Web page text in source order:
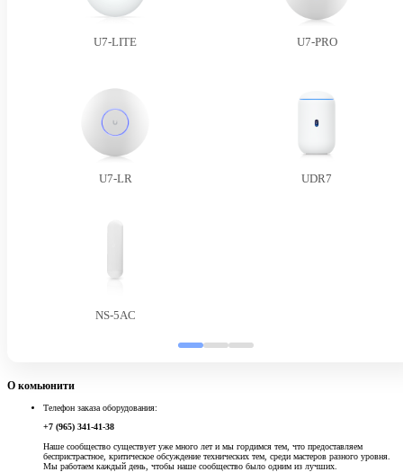
U7-LITE U7-PRO
U7-LR UDR7
NS-5AC
О комьюнити
Телефон заказа оборудования:
+7 (965) 341-41-38
Наше сообщество существует уже много лет и мы гордимся тем, что предоставляем
беспристрастное, критическое обсуждение технических тем, среди мастеров разного уровня.
Мы работаем каждый день, чтобы наше сообщество было одним из лучших.